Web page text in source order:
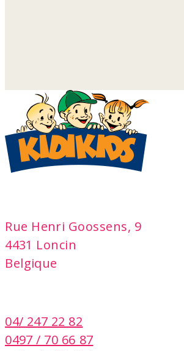
Rue Henri Goossens, 9
4431 Loncin
Belgique
04/ 247 22 82
0497 / 70 66 87